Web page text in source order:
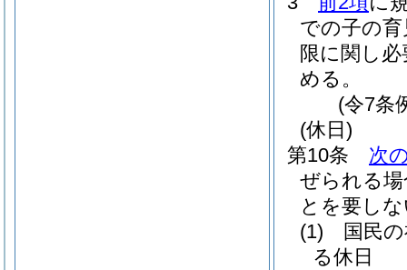
での子の
限に関し
める。
(令7条
(休日)
第10条
次
ぜられる
とを要し
(1)
国民
る休日